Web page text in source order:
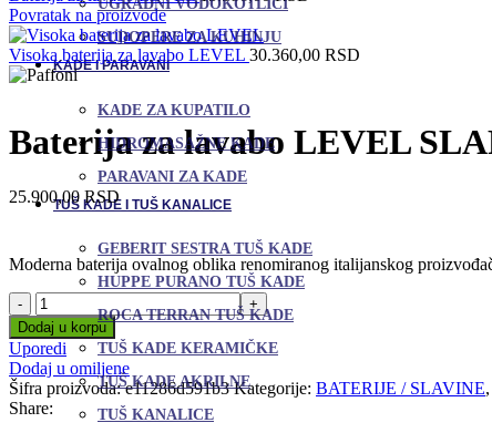
UGRADNI VODOKOTLIĆI
SUDOPERE ZA KUHINJU
KADE I PARAVANI
KADE ZA KUPATILO
HIDROMASAŽNE KADE
PARAVANI ZA KADE
TUŠ KADE I TUŠ KANALICE
GEBERIT SESTRA TUŠ KADE
HUPPE PURANO TUŠ KADE
ROCA TERRAN TUŠ KADE
TUŠ KADE KERAMIČKE
TUŠ KADE AKRILNE
TUŠ KANALICE
Povratak na proizvode
Visoka baterija za lavabo LEVEL 30.360,00 RSD
Baterija za lavabo LEVEL
25.900,00RSD
Moderna baterija ovalnog oblika renomiranog italijanskog
Baterija
za
lavabo
LEVEL
SLAP
količina
Dodaj u korpu
Uporedi
Dodaj u omiljene
Šifra proizvoda:e11286d591b3Kategorije: BATERIJE / SLAVINE,
Share: